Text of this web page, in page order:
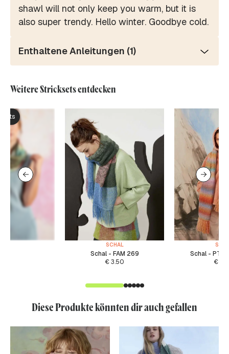
shawl will not only keep you warm, but it is
also super trendy. Hello winter. Goodbye cold.
Enthaltene Anleitungen (1)
Weitere Stricksets entdecken
SCHAL
Schal - FAM 269
€3.50
Schal - PTO
€
Diese Produkte könnten dir auch gefallen